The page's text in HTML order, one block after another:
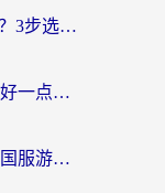
国外玩公主连结：Re总卡成PPT？3步选对加速器，畅玩国服无压力
在国外打明日之后用什么加速器好一点？海外玩家亲测有效的国服游戏加速指南
法国怎么玩宾果消消消？海外党国服游戏加速器终极指南（附漫威召唤与合成解决办法）